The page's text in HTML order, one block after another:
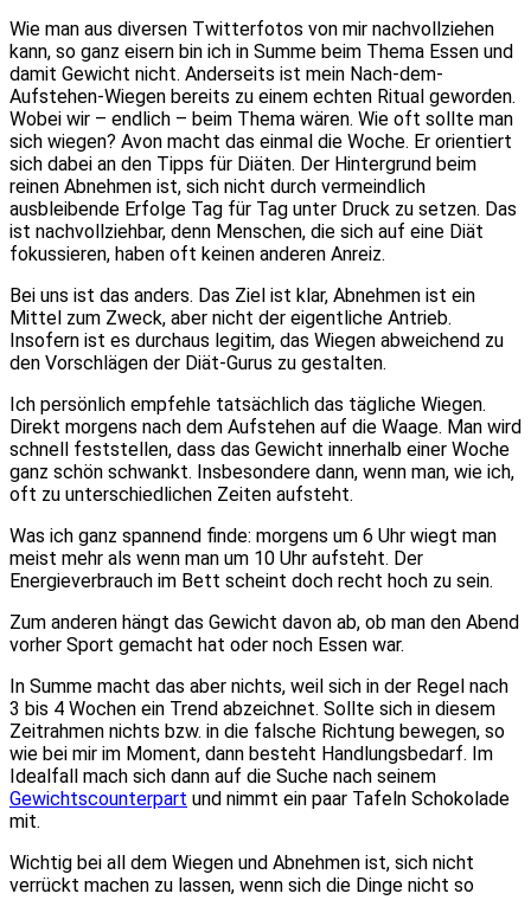
Wie man aus diversen Twitterfotos von mir nachvollziehen
kann, so ganz eisern bin ich in Summe beim Thema Essen und
damit Gewicht nicht. Anderseits ist mein Nach-dem-
Aufstehen-Wiegen bereits zu einem echten Ritual geworden.
Wobei wir – endlich – beim Thema wären. Wie oft sollte man
sich wiegen? Avon macht das einmal die Woche. Er orientiert
sich dabei an den Tipps für Diäten. Der Hintergrund beim
reinen Abnehmen ist, sich nicht durch vermeindlich
ausbleibende Erfolge Tag für Tag unter Druck zu setzen. Das
ist nachvollziehbar, denn Menschen, die sich auf eine Diät
fokussieren, haben oft keinen anderen Anreiz.
Bei uns ist das anders. Das Ziel ist klar, Abnehmen ist ein
Mittel zum Zweck, aber nicht der eigentliche Antrieb.
Insofern ist es durchaus legitim, das Wiegen abweichend zu
den Vorschlägen der Diät-Gurus zu gestalten.
Ich persönlich empfehle tatsächlich das tägliche Wiegen.
Direkt morgens nach dem Aufstehen auf die Waage. Man wird
schnell feststellen, dass das Gewicht innerhalb einer Woche
ganz schön schwankt. Insbesondere dann, wenn man, wie ich,
oft zu unterschiedlichen Zeiten aufsteht.
Was ich ganz spannend finde: morgens um 6 Uhr wiegt man
meist mehr als wenn man um 10 Uhr aufsteht. Der
Energieverbrauch im Bett scheint doch recht hoch zu sein.
Zum anderen hängt das Gewicht davon ab, ob man den Abend
vorher Sport gemacht hat oder noch Essen war.
In Summe macht das aber nichts, weil sich in der Regel nach
3 bis 4 Wochen ein Trend abzeichnet. Sollte sich in diesem
Zeitrahmen nichts bzw. in die falsche Richtung bewegen, so
wie bei mir im Moment, dann besteht Handlungsbedarf. Im
Idealfall mach sich dann auf die Suche nach seinem
Gewichtscounterpart und nimmt ein paar Tafeln Schokolade
mit.
Wichtig bei all dem Wiegen und Abnehmen ist, sich nicht
verrückt machen zu lassen, wenn sich die Dinge nicht so